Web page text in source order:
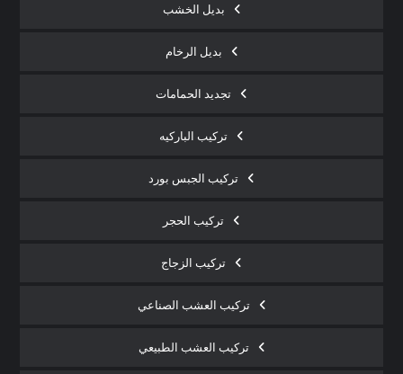
بديل الخشب
بديل الرخام
تجديد الحمامات
تركيب الباركيه
تركيب الجبس بورد
تركيب الحجر
تركيب الزجاج
تركيب العشب الصناعي
تركيب العشب الطبيعي